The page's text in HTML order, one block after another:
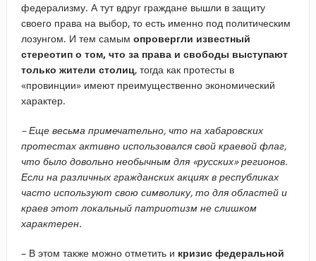
федерализму. А тут вдруг граждане вышли в защиту
своего права на выбор, то есть именно под политическим
лозунгом. И тем самым опровергли известный
стереотип о том, что за права и свободы выступают
только жители столиц, тогда как протесты в
«провинции» имеют преимущественно экономический
характер.
– ​Еще весьма примечательно, что на хабаровских
протестах активно использовался свой краевой флаг,
что было довольно необычным для «русских» регионов.
Если на различных гражданских акциях в республиках
часто используют свою символику, то для областей и
краев этот локальный патриотизм не слишком
характерен.
– В этом также можно отметить и кризис федеральной